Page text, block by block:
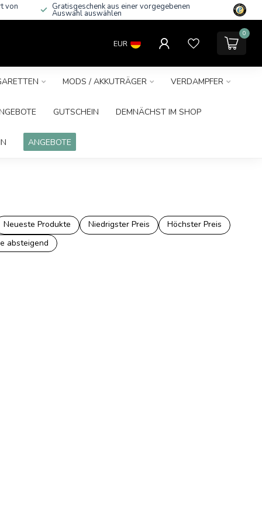
von Gratisgeschenk aus einer vorgegebenen
Auswahl auswählen
EUR
0
MODS / AKKUTRÄGER VERDAMPFER
GUTSCHEIN DEMNÄCHST IM SHOP
ANGEBOTE
Neueste Produkte Niedrigster Preis
Höchster Preis
absteigend